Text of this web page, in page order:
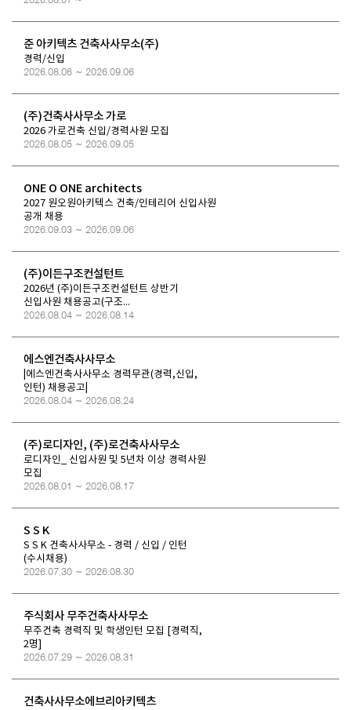
준 아키텍츠 건축사사무소(주)
경력/신입
2026.08.06 ~ 2026.09.06
(주)건축사사무소 가로
2026 가로건축 신입/경력사원 모집
2026.08.05 ~ 2026.09.05
ONE O ONE architects
2027 원오원아키텍스 건축/인테리어 신입사원
공개 채용
2026.09.03 ~ 2026.09.06
(주)이든구조컨설턴트
2026년 (주)이든구조컨설턴트 상반기
신입사원 채용공고(구조...
2026.08.04 ~ 2026.08.14
에스엔건축사사무소
|에스엔건축사사무소 경력무관(경력,신입,
인턴) 채용공고|
2026.08.04 ~ 2026.08.24
(주)로디자인, (주)로건축사사무소
로디자인_ 신입사원 및 5년차 이상 경력사원
모집
2026.08.01 ~ 2026.08.17
S S K
S S K 건축사사무소 - 경력 / 신입 / 인턴
(수시채용)
2026.07.30 ~ 2026.08.30
주식회사 무주건축사사무소
무주건축 경력직 및 학생인턴 모집 [경력직,
2명]
2026.07.29 ~ 2026.08.31
건축사사무소에브리아키텍츠